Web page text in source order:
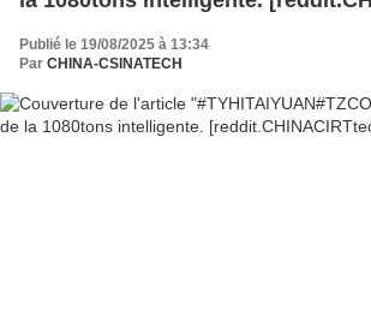
Publié le 19/08/2025 à 13:34
Par CHINA-CSINATECH